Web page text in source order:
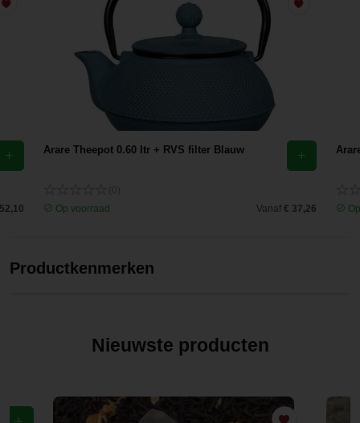
Arare Theepot 0.60 ltr + RVS filter Blauw
Op voorraad
Vanaf € 37,26
Productkenmerken
Nieuwste producten